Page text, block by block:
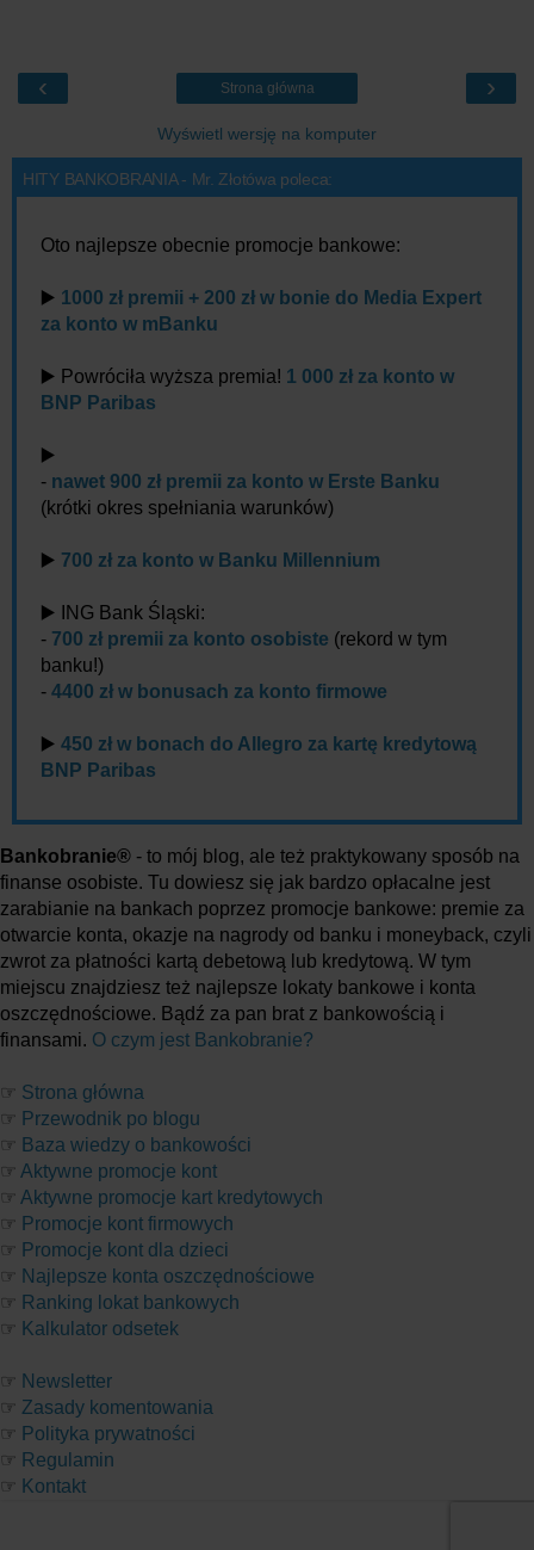
‹ ›
Strona główna
Wyświetl wersję na komputer
HITY BANKOBRANIA - Mr. Złotówa poleca:
Oto najlepsze obecnie promocje bankowe:
▶️ 1000 zł premii + 200 zł w bonie do Media Expert
za konto w mBanku
▶️ Powróciła wyższa premia! 1 000 zł za konto w
BNP Paribas
▶️
- nawet 900 zł premii za konto w Erste Banku
(krótki okres spełniania warunków)
▶️ 700 zł za konto w Banku Millennium
▶️ ING Bank Śląski:
- 700 zł premii za konto osobiste (rekord w tym
banku!)
- 4400 zł w bonusach za konto firmowe
▶️ 450 zł w bonach do Allegro za kartę kredytową
BNP Paribas
Bankobranie® - to mój blog, ale też praktykowany sposób na
finanse osobiste. Tu dowiesz się jak bardzo opłacalne jest
zarabianie na bankach poprzez promocje bankowe: premie za
otwarcie konta, okazje na nagrody od banku i moneyback, czyli
zwrot za płatności kartą debetową lub kredytową. W tym
miejscu znajdziesz też najlepsze lokaty bankowe i konta
oszczędnościowe. Bądź za pan brat z bankowością i
finansami. O czym jest Bankobranie?
☞ Strona główna
☞ Przewodnik po blogu
☞ Baza wiedzy o bankowości
☞ Aktywne promocje kont
☞ Aktywne promocje kart kredytowych
☞ Promocje kont firmowych
☞ Promocje kont dla dzieci
☞ Najlepsze konta oszczędnościowe
☞ Ranking lokat bankowych
☞ Kalkulator odsetek
☞ Newsletter
☞ Zasady komentowania
☞ Polityka prywatności
☞ Regulamin
☞ Kontakt